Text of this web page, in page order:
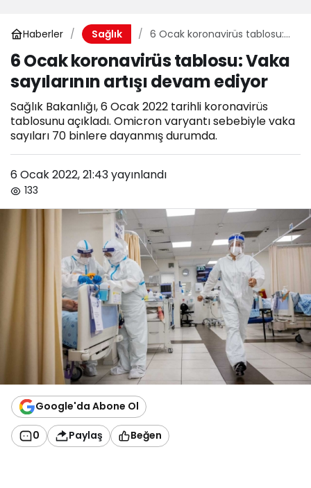
Haberler Sağlık
6 Ocak koronavirüs tablosu:
ediyor
6 Ocak koronavirüs tablosu: Vaka
sayılarının artışı devam ediyor
Sağlık Bakanlığı, 6 Ocak 2022 tarihli koronavirüs
tablosunu açıkladı. Omicron varyantı sebebiyle vaka
sayıları 70 binlere dayanmış durumda.
6 Ocak 2022, 21:43yayınlandı
133
Google'da Abone Ol
0 Paylaş Beğen